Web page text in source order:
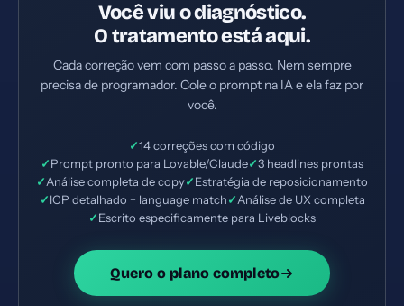
Você viu o diagnóstico.
O tratamento está aqui.
Cada correção vem com passo a passo. Nem sempre
precisa de programador. Cole o prompt na IA e ela faz por
você.
✓14 correções com código
✓Prompt pronto para Lovable/Claude✓3 headlines prontas
✓Análise completa de copy✓Estratégia de reposicionamento
✓ICP detalhado + language match✓Análise de UX completa
✓Escrito especificamente para Liveblocks
Quero o plano completo